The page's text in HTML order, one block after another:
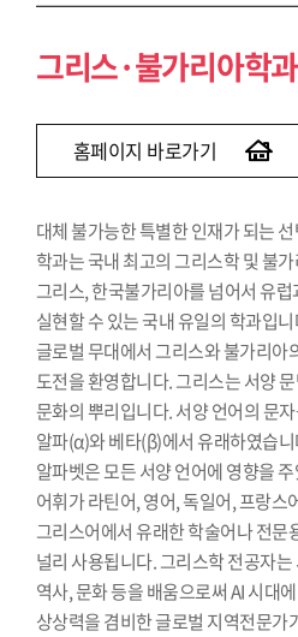
그리스·불가리아학과
홈페이지 바로가기
대체 불가능한 특별한 인재가 되는
학과는 국내 최고의 그리스학 및 불
그리스, 한국불가리아를 넘어서 유
실현할 수 있는 국내 유일의 학과입
글로벌 무대에서 그리스와 불가리
도전을 환영합니다. 그리스는 서양
문화의 뿌리입니다. 서양 언어의 문
알파(α)와 베타(β)에서 유래하였습
알파벳은 모든 서양 언어에 영향을
어휘가 라틴어, 영어, 독일어, 프랑스
그리스어에서 유래한 학술어나 전
널리 사용됩니다. 그리스학 전공자
역사, 문화 등을 배움으로써 AI 시대
상상력을 겸비한 글로벌 지역전문가